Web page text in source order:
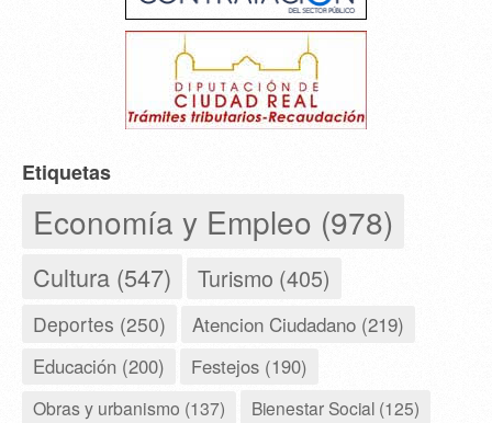
Etiquetas
Economía y Empleo (978)
Cultura (547) Turismo (405)
Deportes (250) Atencion Ciudadano (219)
Educación (200) Festejos (190)
Obras y urbanismo (137)
Bienestar Social (125)